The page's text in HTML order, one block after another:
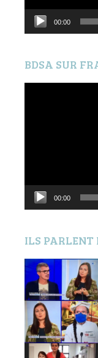
00:00
BDSA SUR
00:00
ILS PARLENT